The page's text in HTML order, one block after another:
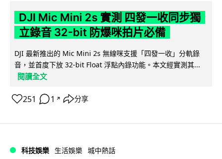
DJI Mic Mini 2s 實測 四發一收同步獨
立錄音 32-bit 防爆咪拍片必備
DJI 最新推出的 Mic Mini 2s 無線咪支援「四發一收」分軌錄
音，並首度下放 32-bit Float 浮點內錄功能。本文經實測其...
閱讀全文
251 1 ↗ 分享
科技娛樂 生活娛樂 城中熱話